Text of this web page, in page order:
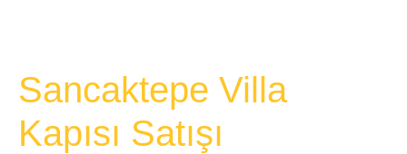
Sancaktepe Villa
Kapısı Satışı